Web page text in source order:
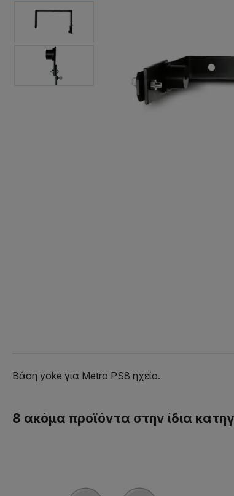
Βάση yoke για Metro PS8 ηχείο.
8 ακόμα προϊόντα στην ίδια